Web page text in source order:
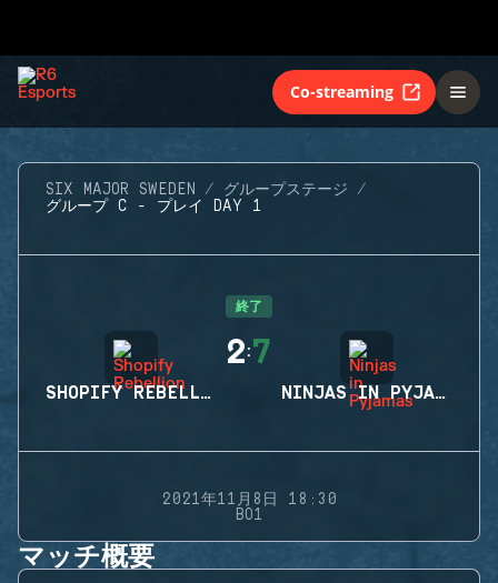
Co-streaming
SIX MAJOR SWEDEN
グループステージ
グループ C - プレイ DAY 1
終了
SHOPIFY REBELLION
2:7
NINJAS IN PYJAMAS
2021年11月8日 18:30
BO1
マッチ概要